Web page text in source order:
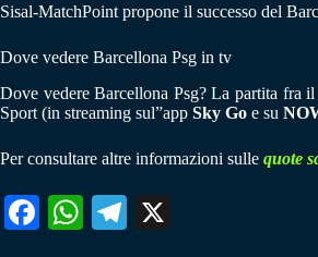
Sisal-MatchPoint propone il successo del
Dove vedere Barcellona Psg in tv
Dove vedere Barcellona Psg? La partita fra
Sport (in streaming sul”app Sky Go e su
Per consultare altre informazioni sulle quote
Fa W
Te